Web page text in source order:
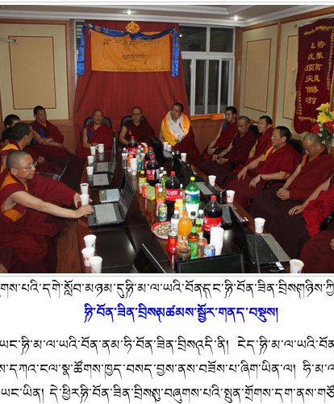
༼ཧི་བོན་ཟིན་བྲིས༽མཚམས་སྦྱོར་གནད་བསྡུས།